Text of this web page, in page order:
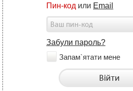
Пин-код или Email
Забули пароль?
Запам`ятати мене
Війти